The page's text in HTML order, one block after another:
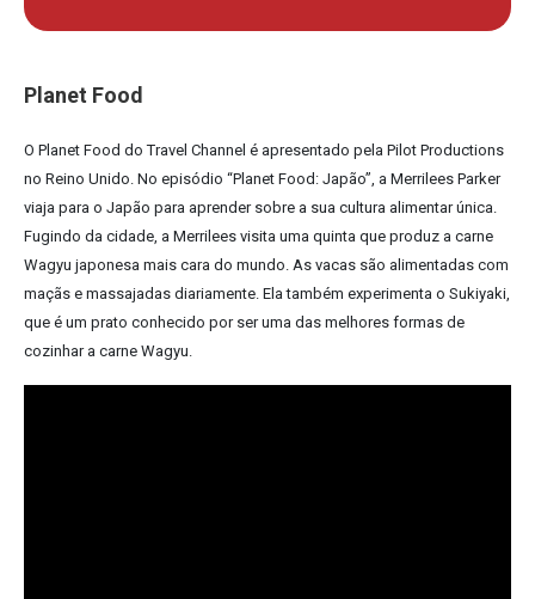
Planet Food
O Planet Food do Travel Channel é apresentado pela Pilot Productions
no Reino Unido. No episódio “Planet Food: Japão”, a Merrilees Parker
viaja para o Japão para aprender sobre a sua cultura alimentar única.
Fugindo da cidade, a Merrilees visita uma quinta que produz a carne
Wagyu japonesa mais cara do mundo. As vacas são alimentadas com
maçãs e massajadas diariamente. Ela também experimenta o Sukiyaki,
que é um prato conhecido por ser uma das melhores formas de
cozinhar a carne Wagyu.